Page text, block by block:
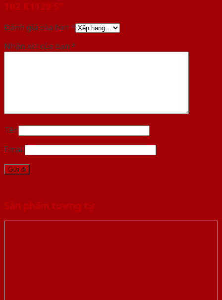
102 K1129 5”
Đánh giá của bạn *
Nhận xét của bạn *
Tên
Email
Sản phẩm tương tự